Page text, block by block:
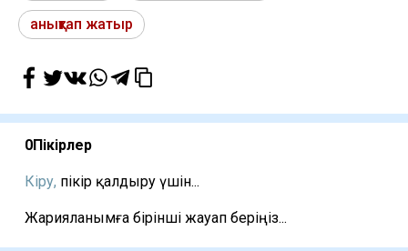
анықтап жатыр
0Пікірлер
Кіру, пікір қалдыру үшін...
Жарияланымға бірінші жауап беріңіз...